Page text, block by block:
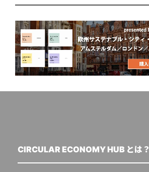
CIRCULAR ECONOMY HUB とは？